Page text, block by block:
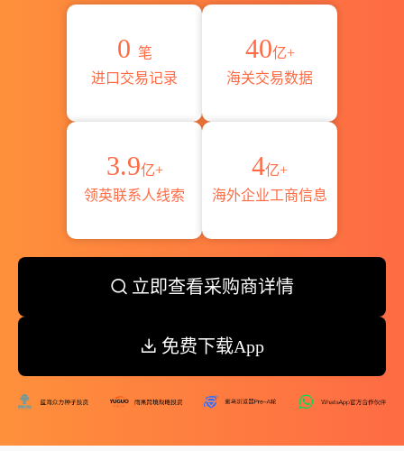
0 笔
进口交易记录
40亿+
海关交易数据
3.9亿+
领英联系人线索
4亿+
海外企业工商信息
立即查看采购商详情
免费下载App